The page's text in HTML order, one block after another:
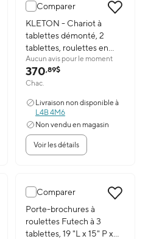
à 3 tablettes, roulettes bleues
Comparer
Image du produit: KLETON -
KLETON - Chariot à
tablettes démonté, 2
tablettes, roulettes en
polyoléfine de 5 po, 24
larg. x 48 prof. x 36 haut.
(po)
Aucun avis pour le moment
370,89$
Chac.
Livraison non disponible à
L4B 4M6
Non vendu en magasin
Voir les détails
à tablettes démonté, 3
Comparer
Image du produit: Porte-
Porte-brochures à
roulettes Futech à 3
tablettes, 19 "L x 15" P x